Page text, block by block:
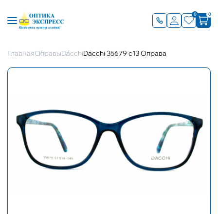
0 0
ГлавнаяОправыDacchiDacchi 35679 с13 Оправа